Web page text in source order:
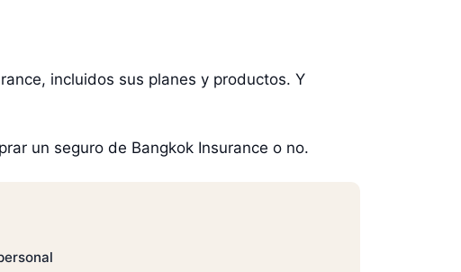
incluidos sus planes y productos. Y
un seguro de Bangkok Insurance o no.